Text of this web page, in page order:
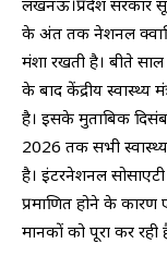
के अंत तक नेशनल
मंशा रखती है। बीते
के बाद केंद्रीय स्वास्थ्य
है। इसके मुताबिक
2026 तक सभी
है। इंटरनेशनल
प्रमाणित होने के कारण
मानकों को पूरा कर रही